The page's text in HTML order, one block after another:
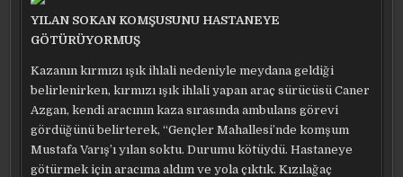
YILAN SOKAN KOMŞUSUNU HASTANEYE
GÖTÜRÜYORMUŞ
Kazanın kırmızı ışık ihlali nedeniyle meydana geldiği
belirlenirken, kırmızı ışık ihlali yapan araç sürücüsü Caner
Azgan, kendi aracının kaza sırasında ambulans görevi
gördüğünü belirterek, “Gençler Mahallesi’nde komşum
Mustafa Varış’ı yılan soktu. Durumu kötüydü. Hastaneye
götürmek için aracıma aldım ve yola çıktık. Kızılağaç